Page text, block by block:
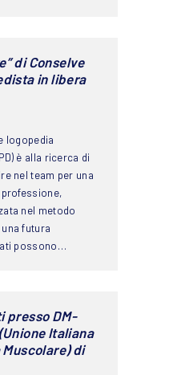
di Conselve
in libera
logopedia
è alla ricerca di
nel team per una
nel metodo
futura
possono…
presso DM-
Italiana
di